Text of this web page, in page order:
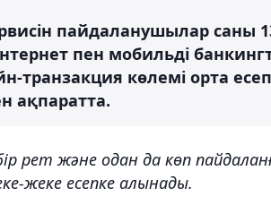
пайдаланушылар саны
пен мобильді
көлемі орта
ақпаратта.
рет және одан да көп
жеке есепке алынады.